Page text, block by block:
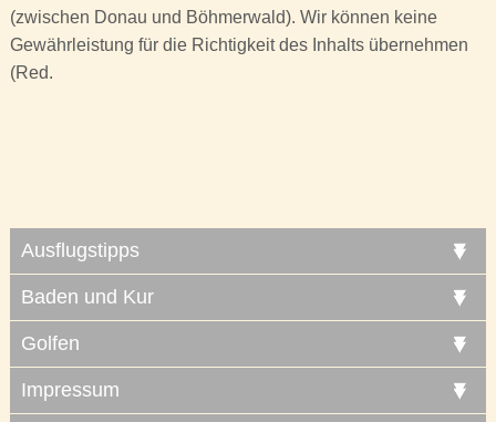
(zwischen Donau und Böhmerwald). Wir können keine
Gewährleistung für die Richtigkeit des Inhalts übernehmen
(Red.
Ausflugstipps
Baden und Kur
Golfen
Impressum